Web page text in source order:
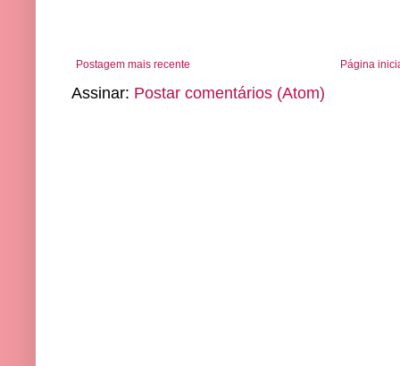
Postagem mais recente Página
Assinar: Postar comentários (Atom)